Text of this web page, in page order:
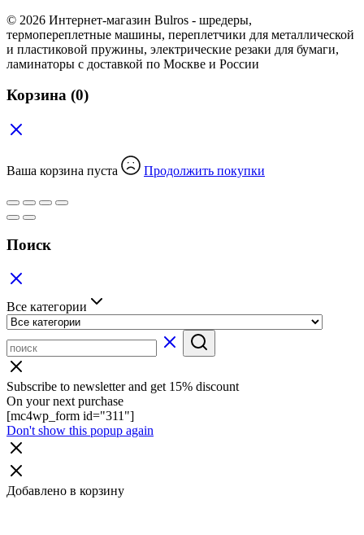
© 2026 Интернет-магазин Bulros - шредеры,
термопереплетные машины, переплетчики для металлической
и пластиковой пружины, электрические резаки для бумаги,
ламинаторы с доставкой по Москве и России
Корзина (0)
Ваша корзина пуста Продолжить покупки
Поиск
Все категории
Subscribe to newsletter and get 15% discount
On your next purchase
[mc4wp_form id="311"]
Don't show this popup again
Добавлено в корзину